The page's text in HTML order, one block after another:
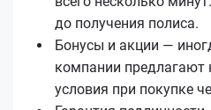
до получения полиса.
Бонусы и акции —
компании предлагают
условия при покупке